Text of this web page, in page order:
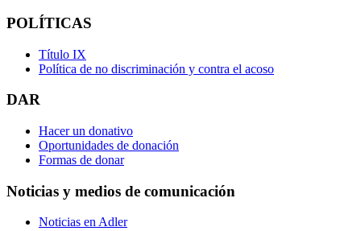
POLÍTICAS
Título IX
Política de no discriminación y contra el acoso
DAR
Hacer un donativo
Oportunidades de donación
Formas de donar
Noticias y medios de comunicación
Noticias en Adler